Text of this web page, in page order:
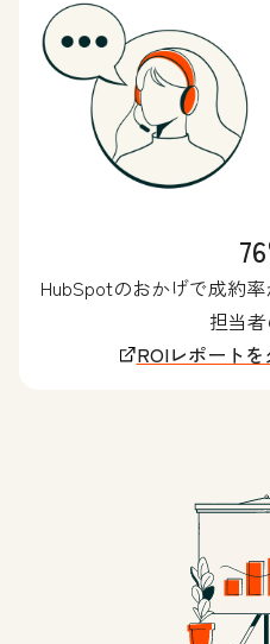
HubSpotのおかげで成約
担当
ROIレポート